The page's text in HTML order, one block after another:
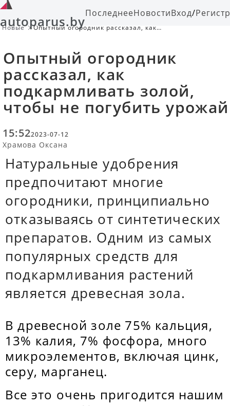
autoparus.byПоследнееНовостиВход/
Новые
Опытный огородник рассказал, как
Опытный огородник
рассказал, как
подкармливать золой,
чтобы не погубить урожай
15:522023-07-12
Храмова Оксана
Натуральные удобрения
предпочитают многие
огородники, принципиально
отказываясь от синтетических
препаратов. Одним из самых
популярных средств для
подкармливания растений
является древесная зола.
В древесной золе 75% кальция,
13% калия, 7% фосфора, много
микроэлементов, включая цинк,
серу, марганец.
Все это очень пригодится нашим